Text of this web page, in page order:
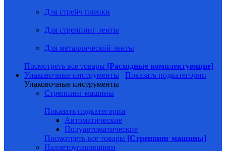
Для стрейч пленки
Для стреппинг ленты
Для металлической ленты
Посмотреть все товары [Расходные комплектующие]
Упаковочные инструменты
Показать подкатегории
Упаковочные инструменты
Стреппинг машины
Показать подкатегории
Автоматические
Полуавтоматические
Посмотреть все товары [Стреппинг машины]
Паллетоупаковщики